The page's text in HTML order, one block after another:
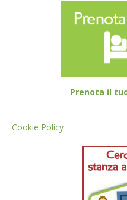
Prenota il
Cookie Policy